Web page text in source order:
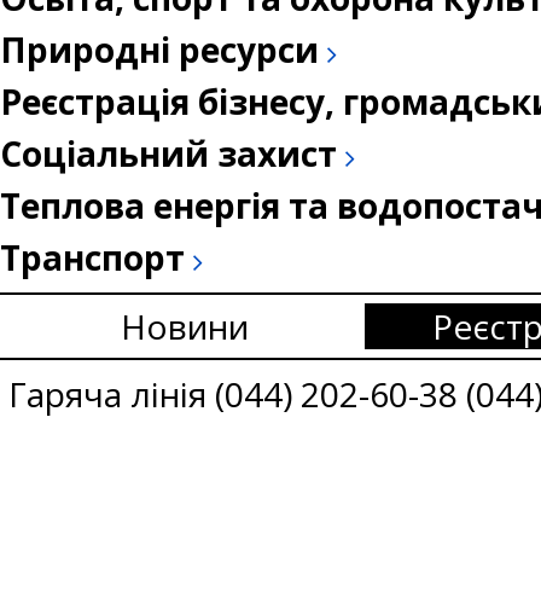
Природні ресурси
Реєстрація бізнесу,
Соціальний захист
Теплова енергія та
Транспорт
Новини
Гаряча лінія (044) 202-60-38